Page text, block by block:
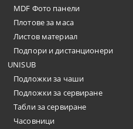
MDF Фото панели
Плотове за маса
Листов материал
Подпори и дистанционери
UNISUB
Подложки за чаши
Подложки за сервиране
Табли за сервиране
Часовници